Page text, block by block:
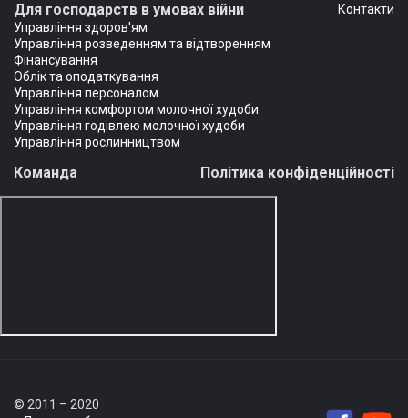
Для господарств в умовах війни
Управління здоров'ям
Управління розведенням та відтворенням
Фінансування
Облік та оподаткування
Управління персоналом
Управління комфортом молочної худоби
Управління годівлею молочної худоби
Управління рослинництвом
Контакти
Команда Політика конфіденційності
© 2011 – 2020